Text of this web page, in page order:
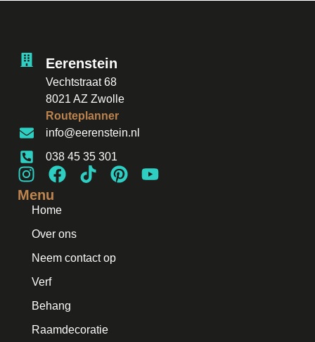
Eerenstein
Vechtstraat 68
8021 AZ Zwolle
Routeplanner
info@eerenstein.nl
038 45 35 301
Menu
Home
Over ons
Neem contact op
Verf
Behang
Raamdecoratie